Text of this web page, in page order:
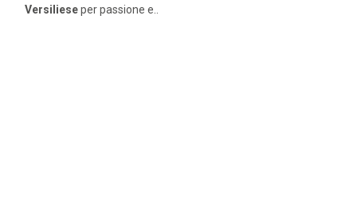
Versilieseper passione e..